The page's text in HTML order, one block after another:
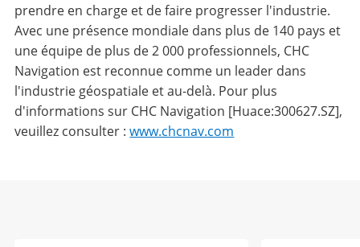
prendre en charge et de faire progresser l'industrie.
Avec une présence mondiale dans plus de 140 pays et
une équipe de plus de 2 000 professionnels, CHC
Navigation est reconnue comme un leader dans
l'industrie géospatiale et au-delà. Pour plus
d'informations sur CHC Navigation [Huace:300627.SZ],
veuillez consulter :www.chcnav.com